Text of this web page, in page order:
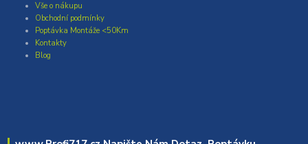
Vše o nákupu
Obchodní podmínky
Poptávka Montáže <50Km
Kontakty
Blog